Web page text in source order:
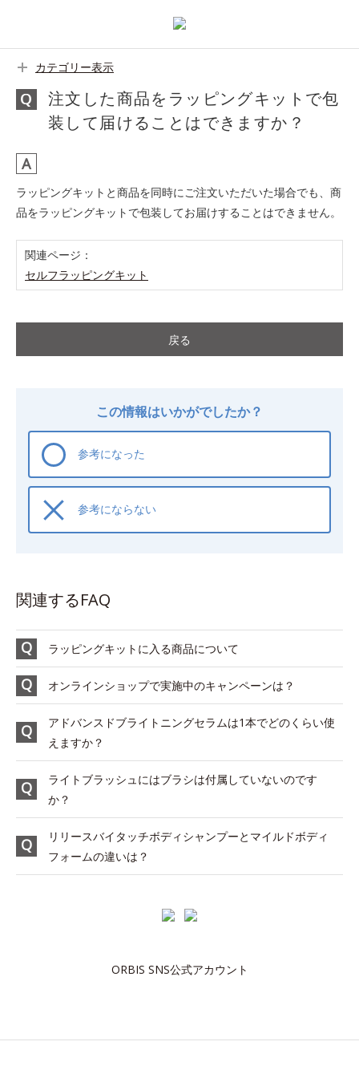
カテゴリー表示
注文した商品をラッピングキットで包
装して届けることはできますか？
ラッピングキットと商品を同時にご注文いただいた場合でも、商
品をラッピングキットで包装してお届けすることはできません。
関連ページ：
セルフラッピングキット
戻る
この情報はいかがでしたか？
参考になった
参考にならない
関連するFAQ
ラッピングキットに入る商品について
オンラインショップで実施中のキャンペーンは？
アドバンスドブライトニングセラムは1本でどのくらい使
えますか？
ライトブラッシュにはブラシは付属していないのです
か？
リリースバイタッチボディシャンプーとマイルドボディ
フォームの違いは？
ORBIS SNS公式アカウント